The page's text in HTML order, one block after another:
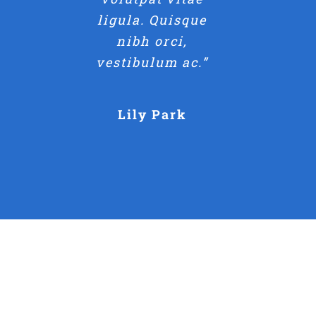
ligula. Quisque
nibh orci,
vestibulum ac.”
Lily Park